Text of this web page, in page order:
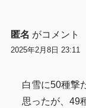
匿名 がコメント
2025年2月8日 23:11
白雪に50種撃
思ったが、49